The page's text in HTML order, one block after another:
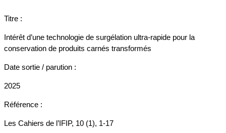
Titre :
Intérêt d’une technologie de surgélation ultra-rapide pour la
conservation de produits carnés transformés
Date sortie / parution :
2025
Référence :
Les Cahiers de l’IFIP, 10 (1), 1-17